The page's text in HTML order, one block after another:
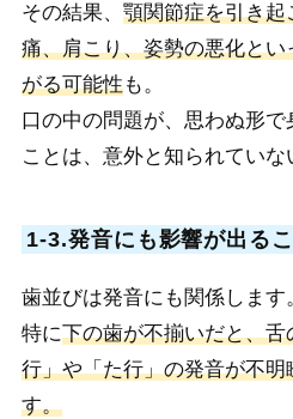
その結果、 顎関節症を引き
痛、肩こり、姿勢の悪化と
がる可能性も。
口の中の問題が、思わぬ形
ことは、意外と知られていな
1-3.発音にも影響が出る
歯並びは発音にも関係します
特に下の歯が不揃いだと、
行」や「た行」の発音が不
す。